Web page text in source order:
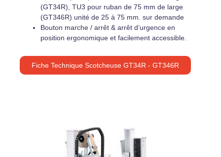
(GT34R), TU3 pour ruban de 75 mm de large
(GT346R) unité de 25 à 75 mm. sur demande
Bouton marche / arrêt & arrêt d’urgence en
position ergonomique et facilement accessible.
Fiche Technique Scotcheuse GT34R - GT346R